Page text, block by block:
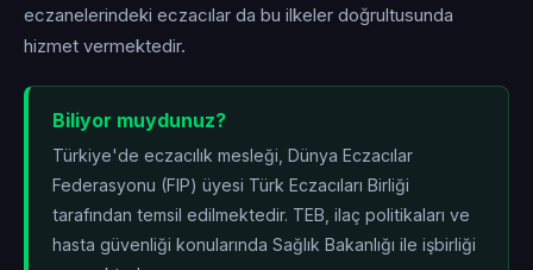
eczanelerindeki eczacılar da bu ilkeler doğrultusunda
hizmet vermektedir.
Biliyor muydunuz?
Türkiye'de eczacılık mesleği, Dünya Eczacılar
Federasyonu (FIP) üyesi Türk Eczacıları Birliği
tarafından temsil edilmektedir. TEB, ilaç politikaları ve
hasta güvenliği konularında Sağlık Bakanlığı ile işbirliği